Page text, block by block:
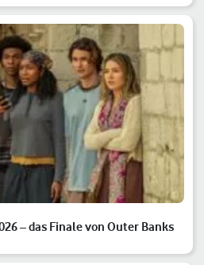
– das Finale von Outer Banks